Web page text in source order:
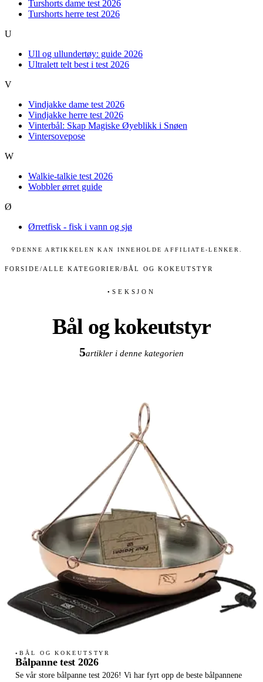
Turshorts dame test 2026
Turshorts herre test 2026
U
Ull og ullundertøy: guide 2026
Ultralett telt best i test 2026
V
Vindjakke dame test 2026
Vindjakke herre test 2026
Vinterbål: Skap Magiske Øyeblikk i Snøen
Vintersovepose
W
Walkie-talkie test 2026
Wobbler ørret guide
Ø
Ørretfisk - fisk i vann og sjø
⚲DENNE ARTIKKELEN KAN INNEHOLDE AFFILIATE-LENKER.
FORSIDE/ ALLE KATEGORIER/BÅL OG KOKEUTSTYR
●SEKSJON
Bål og kokeutstyr
5artikler i denne kategorien
● BÅL OG KOKEUTSTYR
Bålpanne test 2026
Se vår store bålpanne test 2026! Vi har fyrt opp de beste bålpannene